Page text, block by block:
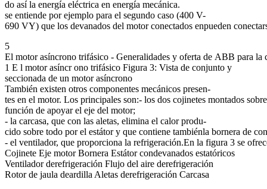
do así la energía eléctrica en energía mecánica.
se entiende por ejemplo para el segundo caso (400 V-
690 VY) que los devanados del motor conectados enpueden
5
El motor asíncrono trifásico - Generalidades y oferta de ABB para la
1 E l motor asíncr ono trifásico Figura 3: Vista de conjunto y
seccionada de un motor asíncrono
También existen otros componentes mecánicos presen-
tes en el motor. Los principales son:- los dos cojinetes montados
función de apoyar el eje del motor;
- la carcasa, que con las aletas, elimina el calor produ-
cido sobre todo por el estátor y que contiene tambiénla bornera de
- el ventilador, que proporciona la refrigeración.En la figura 3 se
Cojinete Eje motor Bornera Estátor condevanados estatóricos
Ventilador derefrigeración Flujo del aire derefrigeración
Rotor de jaula deardilla Aletas derefrigeración Carcasa